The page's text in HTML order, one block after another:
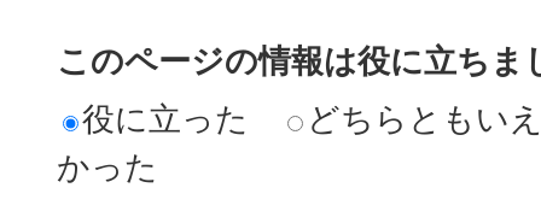
このページの情報は役に立ちま
役に立った
どちらともい
かった